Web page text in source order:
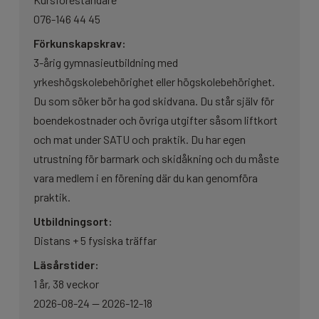
SATU 1 – En utbildning av Svenska skidförbundet
Vårterminen 2027
SATU 2 – En utbildning av Svenska skidförbundet
Träningsplanering för alpina skidåkare del 2
SATU 3 – En utbildning av Svenska skidförbundet
Planering och genomförande av avslutande
uppgift
076-146 44 45
Förkunskapskrav:
3-årig gymnasieutbildning med
yrkeshögskolebehörighet eller högskolebehörighet.
Du som söker bör ha god skidvana. Du står själv för
boendekostnader och övriga utgifter såsom liftkort
och mat under SATU och praktik. Du har egen
utrustning för barmark och skidåkning och du måste
vara medlem i en förening där du kan genomföra
praktik.
Utbildningsort:
Distans + 5 fysiska träffar
Läsårstider:
1 år, 38 veckor
2026-08-24 — 2026-12-18